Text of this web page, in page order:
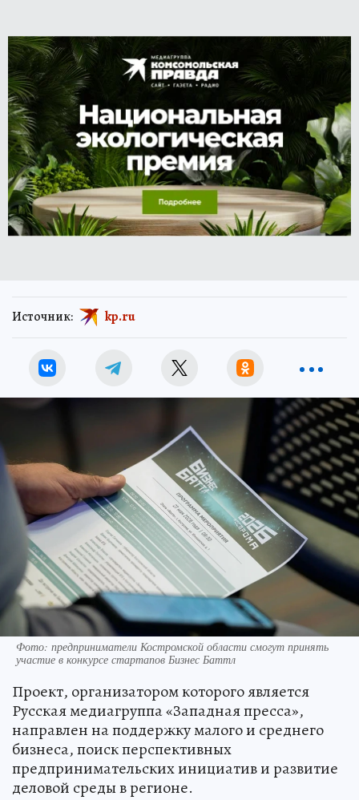
Источник: kp.ru
Фото: предприниматели Костромской области смогут принять
участие в конкурсе стартапов Бизнес Баттл
Проект, организатором которого является
Русская медиагруппа «Западная пресса»,
направлен на поддержку малого и среднего
бизнеса, поиск перспективных
предпринимательских инициатив и развитие
деловой среды в регионе.